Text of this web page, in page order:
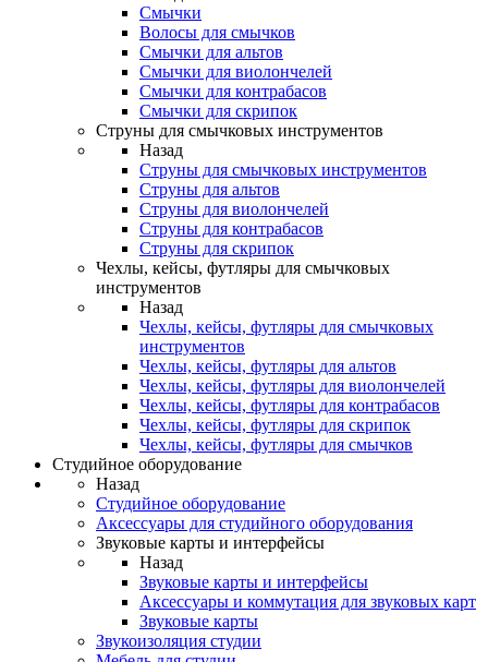
Смычки
Волосы для смычков
Смычки для альтов
Смычки для виолончелей
Смычки для контрабасов
Смычки для скрипок
Струны для смычковых инструментов
Назад
Струны для смычковых инструментов
Струны для альтов
Струны для виолончелей
Струны для контрабасов
Струны для скрипок
Чехлы, кейсы, футляры для смычковых
инструментов
Назад
Чехлы, кейсы, футляры для смычковых
инструментов
Чехлы, кейсы, футляры для альтов
Чехлы, кейсы, футляры для виолончелей
Чехлы, кейсы, футляры для контрабасов
Чехлы, кейсы, футляры для скрипок
Чехлы, кейсы, футляры для смычков
Студийное оборудование
Назад
Студийное оборудование
Аксессуары для студийного оборудования
Звуковые карты и интерфейсы
Назад
Звуковые карты и интерфейсы
Аксессуары и коммутация для звуковых карт
Звуковые карты
Звукоизоляция студии